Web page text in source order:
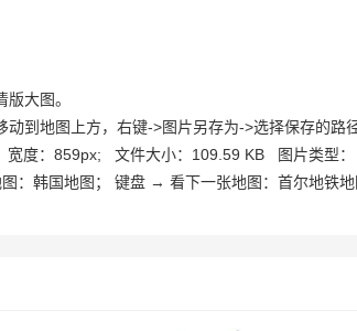
大图。
动到地图上方，右键->图片另存为->选择保存的
度：859px; 文件大小：109.59 KB 图片类型：
：韩国地图； 键盘 → 看下一张地图：首尔地铁地